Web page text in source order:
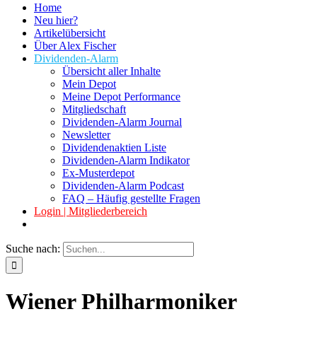
Home
Neu hier?
Artikelübersicht
Über Alex Fischer
Dividenden-Alarm
Übersicht aller Inhalte
Mein Depot
Meine Depot Performance
Mitgliedschaft
Dividenden-Alarm Journal
Newsletter
Dividendenaktien Liste
Dividenden-Alarm Indikator
Ex-Musterdepot
Dividenden-Alarm Podcast
FAQ – Häufig gestellte Fragen
Login | Mitgliederbereich
Suche nach:
Wiener Philharmoniker